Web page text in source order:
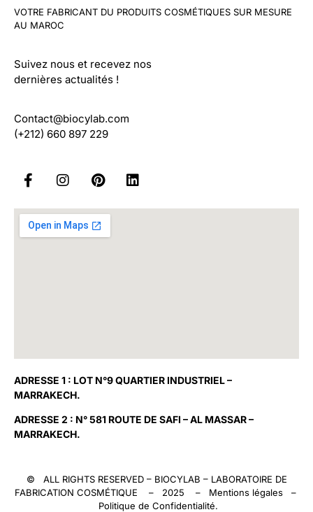
VOTRE FABRICANT DU PRODUITS COSMÉTIQUES SUR MESURE
AU MAROC
Suivez nous et recevez nos
dernières actualités !
Contact@biocylab.com
(+212) 660 897 229
ADRESSE 1 : LOT N°9 QUARTIER INDUSTRIEL –
MARRAKECH.
ADRESSE 2 : N° 581 ROUTE DE SAFI – AL MASSAR –
MARRAKECH.
© ALL RIGHTS RESERVED – BIOCYLAB – LABORATOIRE DE
FABRICATION COSMÉTIQUE – 2025 – Mentions légales–
Politique de Confidentialité.